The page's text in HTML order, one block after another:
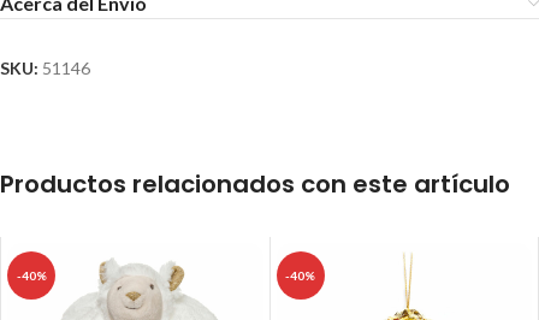
SKU: 51146
Productos relacionados con este artículo
-40% -40%